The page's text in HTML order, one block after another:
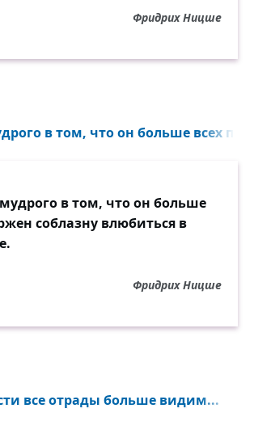
Фридрих Ницше
в том, что он больше всех
в том, что он больше
соблазну влюбиться в
Фридрих Ницше
все отрады больше видим...